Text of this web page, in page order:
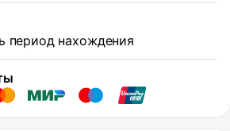
период нахождения